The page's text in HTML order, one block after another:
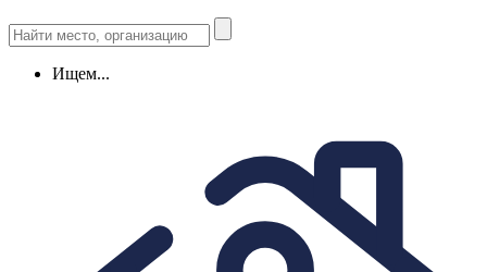
Ищем...